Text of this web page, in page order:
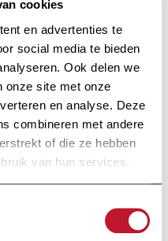
cookies
en advertenties te
social media te bieden
Ook delen we
onze site met onze
en analyse. Deze
combineren met andere
of die ze hebben
van hun services.
met betrekking tot
de Charcot Stichting
je inbox.